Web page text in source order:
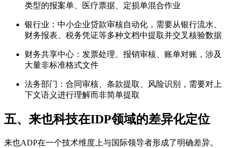
类型的报案单、医疗票据、定损单混合作业
银行业：中小企业贷款审核自动化，需要从银行流水、
财务报表、税务凭证等多种文档中提取并交叉核验数据
财务共享中心：发票处理、报销审核、账单对账，涉及
大量非标准格式文件
法务部门：合同审核、条款提取、风险识别，需要对上
下文语义进行理解而非简单提取
五、来也科技在IDP领域的差异化定位
来也ADP在一个技术维度上与国际领导者形成了明确差异。